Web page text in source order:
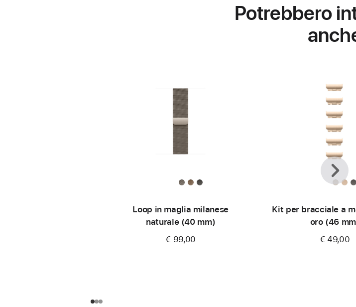
Potrebbero
Loop in maglia milanese
naturale (40 mm)
€ 99,00
Kit per bracciale a
oro (46
€ 49,00
Avanti